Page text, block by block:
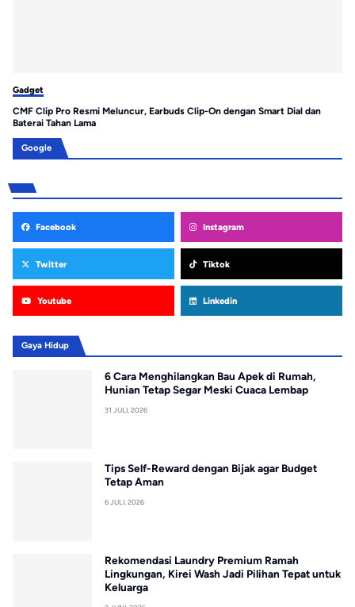
Gadget
CMF Clip Pro Resmi Meluncur, Earbuds Clip-On dengan Smart Dial dan
Baterai Tahan Lama
Google
Facebook Instagram
Twitter Tiktok
Youtube Linkedin
Gaya Hidup
6 Cara Menghilangkan Bau Apek di Rumah,
Hunian Tetap Segar Meski Cuaca Lembap
31 JULI, 2026
Tips Self-Reward dengan Bijak agar Budget
Tetap Aman
6 JULI, 2026
Rekomendasi Laundry Premium Ramah
Lingkungan, Kirei Wash Jadi Pilihan Tepat untuk
Keluarga